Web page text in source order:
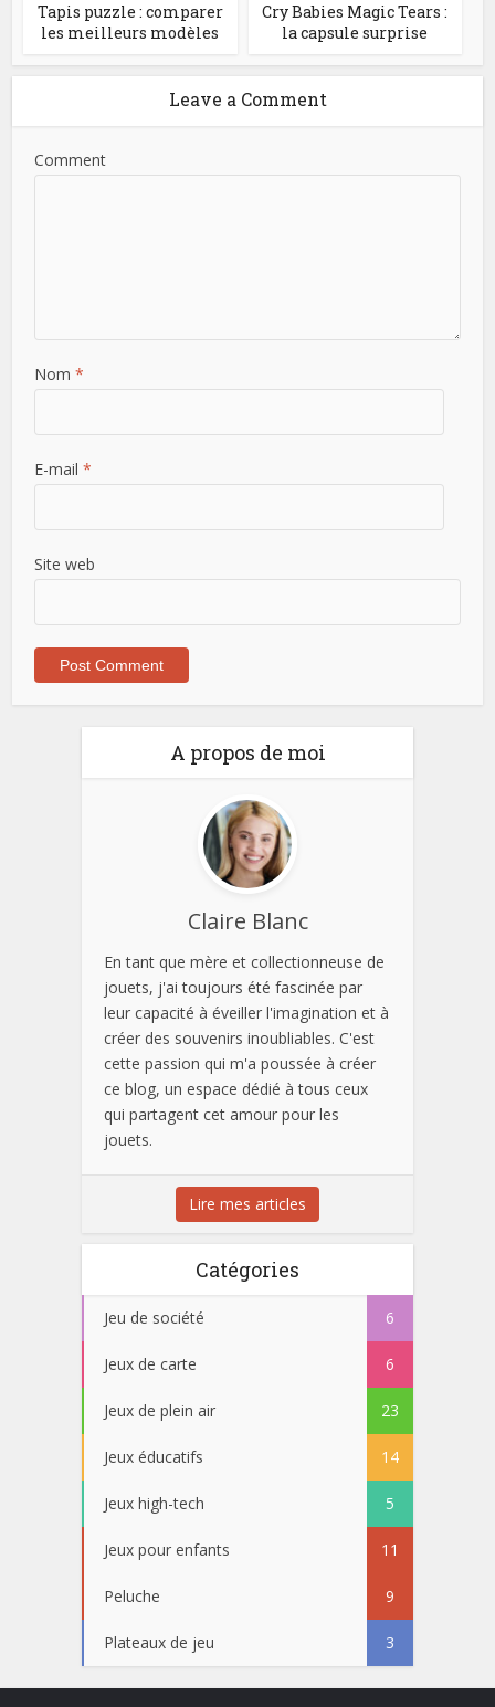
Tapis puzzle : comparer
les meilleurs modèles
Cry Babies Magic Tears :
la capsule surprise
Leave a Comment
Comment
Nom*
E-mail*
Site web
A propos de moi
Claire Blanc
En tant que mère et collectionneuse de
jouets, j'ai toujours été fascinée par
leur capacité à éveiller l'imagination et à
créer des souvenirs inoubliables. C'est
cette passion qui m'a poussée à créer
ce blog, un espace dédié à tous ceux
qui partagent cet amour pour les
jouets.
Lire mes articles
Catégories
Jeu de société 6
Jeux de carte 6
Jeux de plein air 23
Jeux éducatifs 14
Jeux high-tech 5
Jeux pour enfants 11
Peluche 9
Plateaux de jeu 3